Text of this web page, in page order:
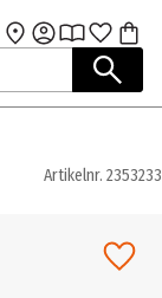
Artikelnr. 2353233